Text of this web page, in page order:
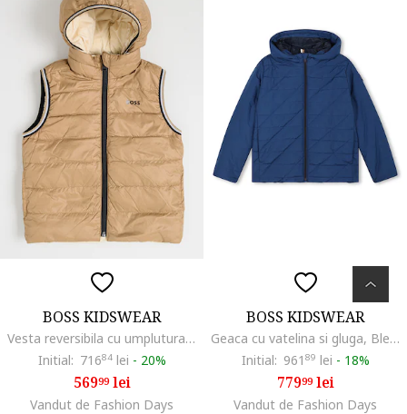
BOSS KIDSWEAR
Vesta reversibila cu umplutura de puf, Bej deschis
Initial: 71684lei - 20%
56999lei
Vandut de Fashion Days
BOSS KIDSWEAR
Geaca cu vatelina si gluga, Bleumarin
Initial: 961 89 lei - 18%
77999lei
Vandut de Fashion Days